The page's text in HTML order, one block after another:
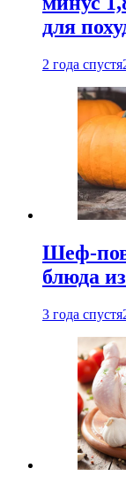
для
2 года спустя
Шеф-
блюда
3 года спустя